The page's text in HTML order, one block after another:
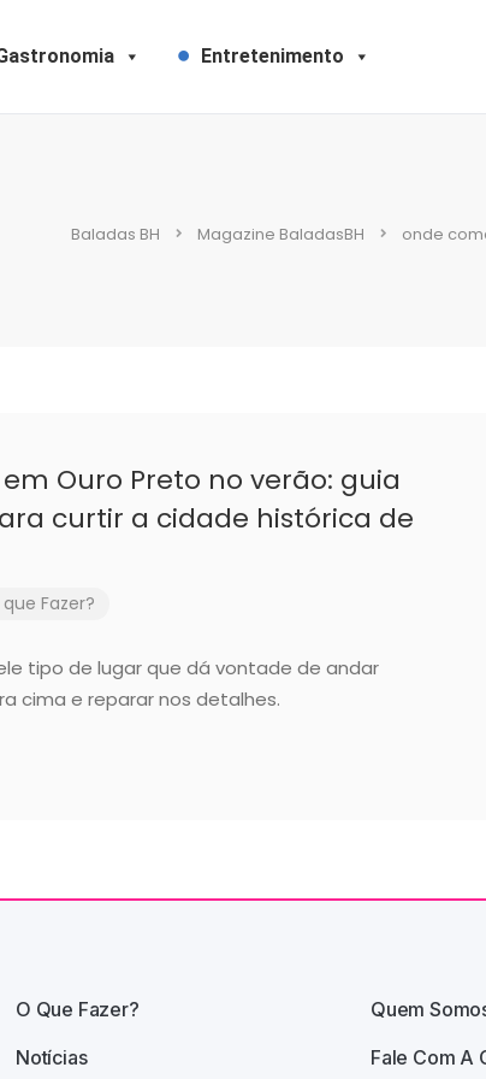
Entretenimento
Baladas BH Magazine BaladasBH onde
Ouro Preto no verão: guia
curtir a cidade histórica de
que Fazer?
tipo de lugar que dá vontade de andar
cima e reparar nos detalhes.
O Que Fazer?
Notícias
Quem
Fale Com A